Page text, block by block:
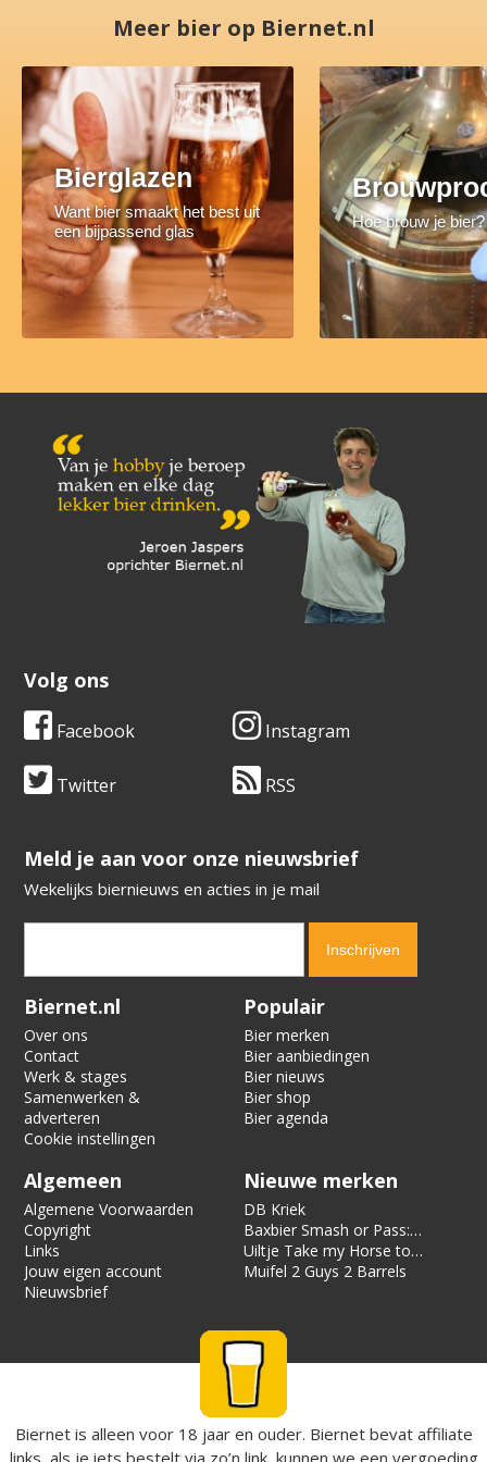
Meer bier op Biernet.nl
Bierglazen
Want bier smaakt het best uit
een bijpassend glas
Hoe brouw je bier?
Volg ons
Facebook Instagram
Twitter RSS
​​​​​​​Meld je aan voor onze nieuwsbrief
Wekelijks biernieuws en acties in je mail
Verification code:
Biernet.nl
Over ons
Contact
Werk & stages
Samenwerken &
adverteren
Cookie instellingen
Populair
Bier merken
Bier aanbiedingen
Bier nieuws
Bier shop
Bier agenda
Algemeen
Algemene Voorwaarden
Copyright
Links
Jouw eigen account
Nieuwsbrief
Nieuwe merken
DB Kriek
Baxbier Smash or Pass:
Strata
Uiltje Take my Horse to
the Hotel Room
Muifel 2 Guys 2 Barrels
Biernet is alleen voor 18 jaar en ouder. Biernet bevat affiliate
links, als je iets bestelt via zo’n link, kunnen we een vergoeding